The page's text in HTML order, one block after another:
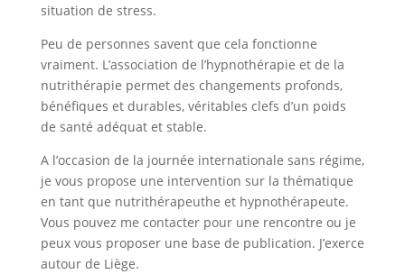
situation de stress.
Peu de personnes savent que cela fonctionne
vraiment. L’association de l’hypnothérapie et de la
nutrithérapie permet des changements profonds,
bénéfiques et durables, véritables clefs d’un poids
de santé adéquat et stable.
A l’occasion de la journée internationale sans régime,
je vous propose une intervention sur la thématique
en tant que nutrithérapeuthe et hypnothérapeute.
Vous pouvez me contacter pour une rencontre ou je
peux vous proposer une base de publication. J’exerce
autour de Liège.